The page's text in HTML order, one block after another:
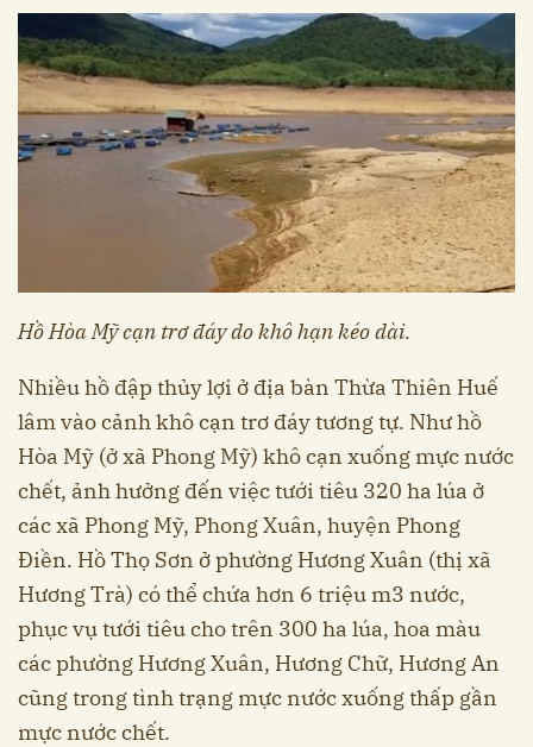
Hồ Hòa Mỹ cạn trơ đáy do khô hạn kéo dài.
Nhiều hồ đập thủy lợi ở địa bàn Thừa Thiên Huế
lâm vào cảnh khô cạn trơ đáy tương tự. Như hồ
Hòa Mỹ (ở xã Phong Mỹ) khô cạn xuống mực nước
chết, ảnh hưởng đến việc tưới tiêu 320 ha lúa ở
các xã Phong Mỹ, Phong Xuân, huyện Phong
Điền. Hồ Thọ Sơn ở phường Hương Xuân (thị xã
Hương Trà) có thể chứa hơn 6 triệu m3 nước,
phục vụ tưới tiêu cho trên 300 ha lúa, hoa màu
các phường Hương Xuân, Hương Chữ, Hương An
cũng trong tình trạng mực nước xuống thấp gần
mực nước chết.